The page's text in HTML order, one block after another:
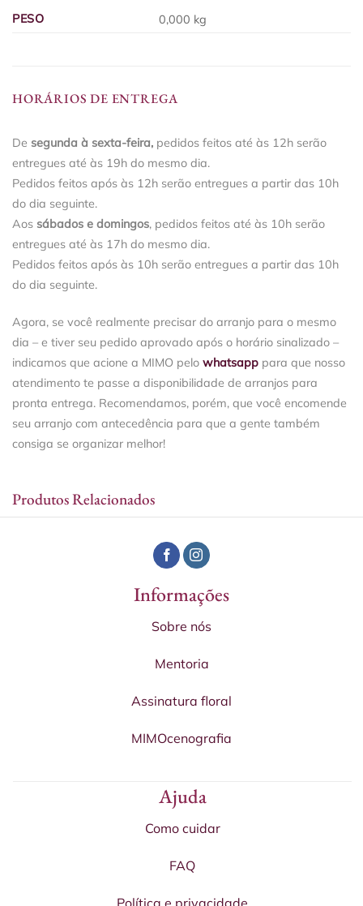
PESO 0,000 kg
HORÁRIOS DE ENTREGA
De segunda à sexta-feira, pedidos feitos até às 12h serão
entregues até às 19h do mesmo dia.
Pedidos feitos após às 12h serão entregues a partir das 10h
do dia seguinte.
Aos sábados e domingos, pedidos feitos até às 10h serão
entregues até às 17h do mesmo dia.
Pedidos feitos após às 10h serão entregues a partir das 10h
do dia seguinte.
Agora, se você realmente precisar do arranjo para o mesmo
dia – e tiver seu pedido aprovado após o horário sinalizado –
indicamos que acione a MIMO pelo whatsapp para que nosso
atendimento te passe a disponibilidade de arranjos para
pronta entrega. Recomendamos, porém, que você encomende
seu arranjo com antecedência para que a gente também
consiga se organizar melhor!
Produtos Relacionados
Informações
Sobre nós
Mentoria
Assinatura floral
MIMOcenografia
Ajuda
Como cuidar
FAQ
Política e privacidade